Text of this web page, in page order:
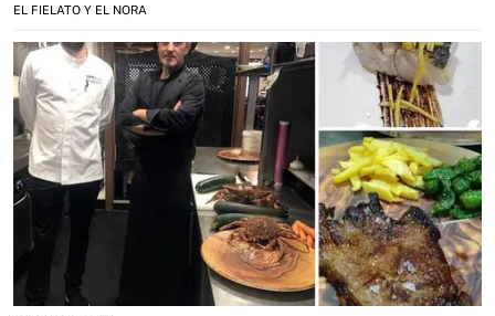
EL FIELATO Y EL NORA